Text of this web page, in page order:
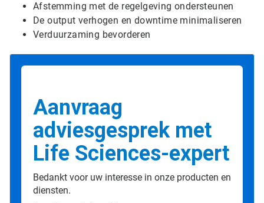
Afstemming met de regelgeving ondersteunen
De output verhogen en downtime minimaliseren
Verduurzaming bevorderen
Aanvraag
adviesgesprek met
Life Sciences-expert
Bedankt voor uw interesse in onze producten en
diensten.